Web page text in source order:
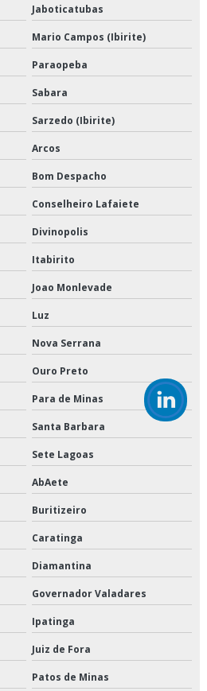
congelados
de cargas
a granel
congelados
perecíveis
refrigerada
fracionadas
de alimentos
Jaboticatubas
Mario Campos (Ibirite)
Paraopeba
Sabara
Sarzedo (Ibirite)
Arcos
Bom Despacho
Conselheiro Lafaiete
Divinopolis
Itabirito
Joao Monlevade
Luz
Nova Serrana
Ouro Preto
Para de Minas
Santa Barbara
Sete Lagoas
AbAete
Buritizeiro
Caratinga
Diamantina
Governador Valadares
Ipatinga
Juiz de Fora
Patos de Minas